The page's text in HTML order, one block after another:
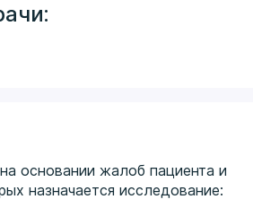
основании жалоб пациента и
назначается исследование: